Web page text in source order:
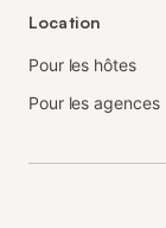
Location
Pour les hôtes
Pour les